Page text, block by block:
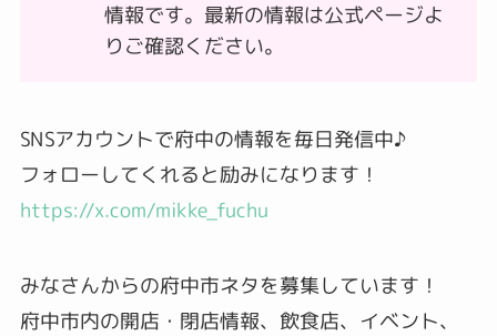
情報です。最新の情報は公式ページよ
りご確認ください。
SNSアカウントで府中の情報を毎日発信中♪
フォローしてくれると励みになります！
https://x.com/mikke_fuchu
みなさんからの府中市ネタを募集しています！
府中市内の開店・閉店情報、飲食店、イベント、